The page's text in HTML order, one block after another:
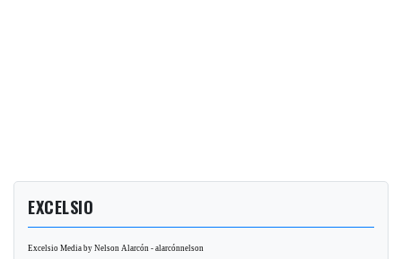
EXCELSIO
Excelsio Media by Nelson Alarcón - alarcónnelson